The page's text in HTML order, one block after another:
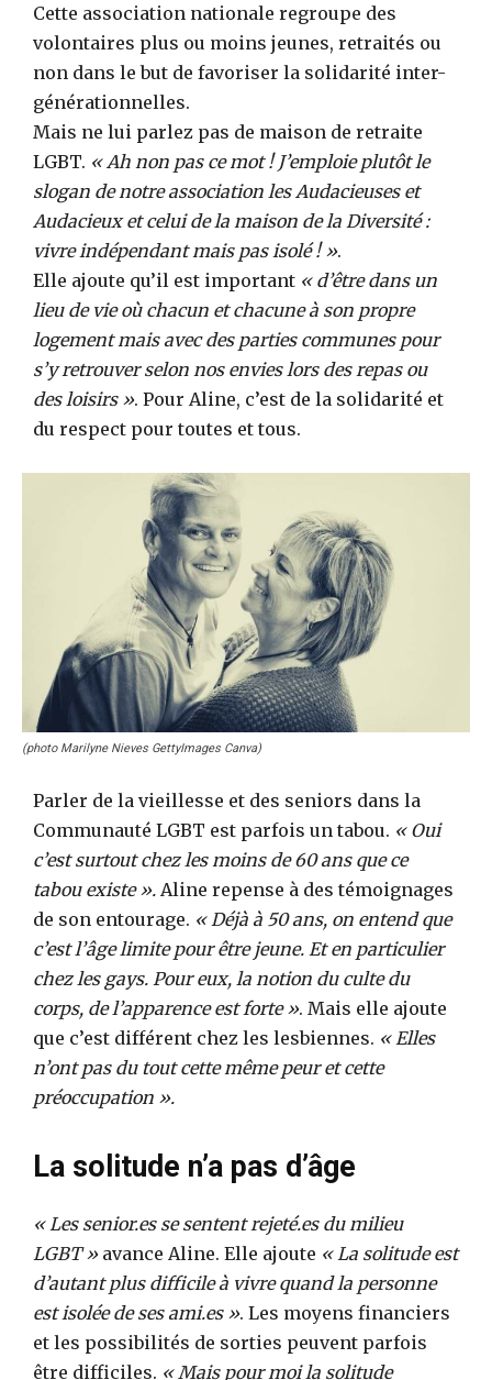
Cette association nationale regroupe des
volontaires plus ou moins jeunes, retraités ou
non dans le but de favoriser la solidarité inter-
générationnelles.
Mais ne lui parlez pas de maison de retraite
LGBT. « Ah non pas ce mot ! J’emploie plutôt le
slogan de notre association les Audacieuses et
Audacieux et celui de la maison de la Diversité :
vivre indépendant mais pas isolé ! ».
Elle ajoute qu’il est important « d’être dans un
lieu de vie où chacun et chacune à son propre
logement mais avec des parties communes pour
s’y retrouver selon nos envies lors des repas ou
des loisirs ». Pour Aline, c’est de la solidarité et
du respect pour toutes et tous.
(photo Marilyne Nieves GettyImages Canva)
Parler de la vieillesse et des seniors dans la
Communauté LGBT est parfois un tabou. « Oui
c’est surtout chez les moins de 60 ans que ce
tabou existe ». Aline repense à des témoignages
de son entourage. « Déjà à 50 ans, on entend que
c’est l’âge limite pour être jeune. Et en particulier
chez les gays. Pour eux, la notion du culte du
corps, de l’apparence est forte ». Mais elle ajoute
que c’est différent chez les lesbiennes. « Elles
n’ont pas du tout cette même peur et cette
préoccupation ».
La solitude n’a pas d’âge
« Les senior.es se sentent rejeté.es du milieu
LGBT » avance Aline. Elle ajoute « La solitude est
d’autant plus difficile à vivre quand la personne
est isolée de ses ami.es ». Les moyens financiers
et les possibilités de sorties peuvent parfois
être difficiles. « Mais pour moi la solitude